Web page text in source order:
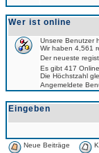
Wer ist online
Unsere Benutzer
Wir haben 4,561
Der neueste
Es gibt 417
Die Höchstzahl
Angemeldete
Eingeben
Neue Beiträge